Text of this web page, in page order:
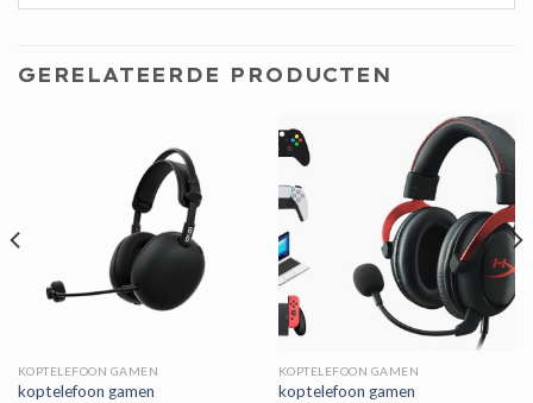
GERELATEERDE PRODUCTEN
KOPTELEFOON GAMEN
koptelefoon gamen
KOPTELEFOON GAMEN
koptelefoon gamen